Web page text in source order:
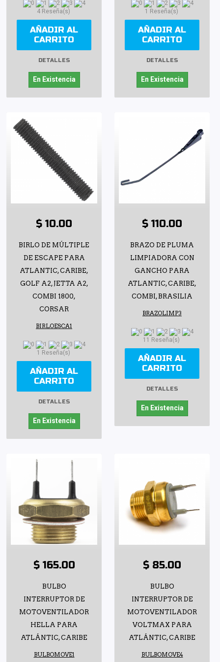
4 Reseña(s)
AÑADIR AL
CARRITO
DETALLES
En Existencia
1 Reseña(s)
AÑADIR AL
CARRITO
DETALLES
En Existencia
$ 10.00
BIRLO DE MÚLTIPLE
DE ESCAPE PARA
ATLANTIC, CARIBE,
GOLF A2, JETTA A2,
COMBI 1800,
CORSAR
BIRLOESCA1
1 Reseña(s)
AÑADIR AL
CARRITO
DETALLES
En Existencia
$ 110.00
BRAZO DE PLUMA
LIMPIADORA CON
GANCHO PARA
ATLANTIC, CARIBE,
COMBI, BRASILIA
BRAZOLIMP3
11 Reseña(s)
AÑADIR AL
CARRITO
DETALLES
En Existencia
$ 165.00
BULBO
INTERRUPTOR DE
MOTOVENTILADOR
HELLA PARA
ATLÁNTIC, CARIBE
BULBOMOVE1
$ 85.00
BULBO
INTERRUPTOR DE
MOTOVENTILADOR
VOLTMAX PARA
ATLÁNTIC, CARIBE
BULBOMOVE4